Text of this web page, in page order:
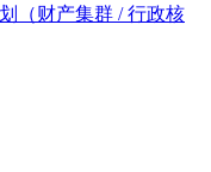
（财产集群 / 行政核